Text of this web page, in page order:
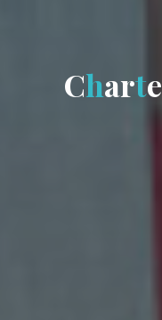
Charte